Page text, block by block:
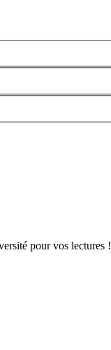
pour vos lectures !